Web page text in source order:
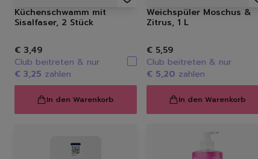
Küchenschwamm mit
Sisalfaser, 2 Stück
€ 3,49
Club beitreten & nur
€ 3,25 zahlen
In den Warenkorb
Weichspüler Moschus &
Zitrus, 1 L
€ 5,59
Club beitreten & nur
€ 5,20 zahlen
In den Warenkorb